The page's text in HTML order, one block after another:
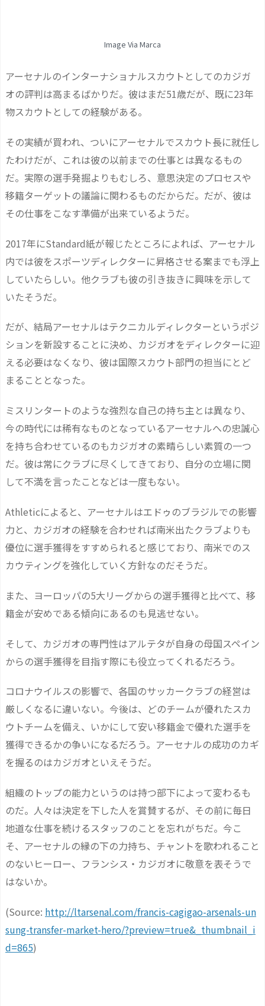
Image Via Marca
アーセナルのインターナショナルスカウトとしてのカジガ
オの評判は高まるばかりだ。彼はまだ51歳だが、既に23年
物スカウトとしての経験がある。
その実績が買われ、ついにアーセナルでスカウト長に就任し
たわけだが、これは彼の以前までの仕事とは異なるもの
だ。実際の選手発掘よりもむしろ、意思決定のプロセスや
移籍ターゲットの議論に関わるものだからだ。だが、彼は
その仕事をこなす準備が出来ているようだ。
2017年にStandard紙が報じたところによれば、アーセナル
内では彼をスポーツディレクターに昇格させる案までも浮上
していたらしい。他クラブも彼の引き抜きに興味を示して
いたそうだ。
だが、結局アーセナルはテクニカルディレクターというポジ
ションを新設することに決め、カジガオをディレクターに迎
える必要はなくなり、彼は国際スカウト部門の担当にとど
まることとなった。
ミスリンタートのような強烈な自己の持ち主とは異なり、
今の時代には稀有なものとなっているアーセナルへの忠誠心
を持ち合わせているのもカジガオの素晴らしい素質の一つ
だ。彼は常にクラブに尽くしてきており、自分の立場に関
して不満を言ったことなどは一度もない。
Athleticによると、アーセナルはエドゥのブラジルでの影響
力と、カジガオの経験を合わせれば南米出たクラブよりも
優位に選手獲得をすすめられると感じており、南米でのス
カウティングを強化していく方針なのだそうだ。
また、ヨーロッパの5大リーグからの選手獲得と比べて、移
籍金が安めである傾向にあるのも見逃せない。
そして、カジガオの専門性はアルテタが自身の母国スペイン
からの選手獲得を目指す際にも役立ってくれるだろう。
コロナウイルスの影響で、各国のサッカークラブの経営は
厳しくなるに違いない。今後は、どのチームが優れたスカ
ウトチームを備え、いかにして安い移籍金で優れた選手を
獲得できるかの争いになるだろう。アーセナルの成功のカギ
を握るのはカジガオといえそうだ。
組織のトップの能力というのは持つ部下によって変わるも
のだ。人々は決定を下した人を賞賛するが、その前に毎日
地道な仕事を続けるスタッフのことを忘れがちだ。今こ
そ、アーセナルの縁の下の力持ち、チャントを歌われること
のないヒーロー、フランシス・カジガオに敬意を表そうで
はないか。
(Source: http://ltarsenal.com/francis-cagigao-arsenals-un
sung-transfer-market-hero/?preview=true&_thumbnail_i
d=865)